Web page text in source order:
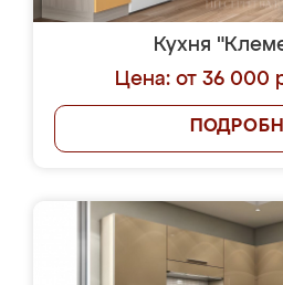
Кухня
Цена: от 36 000